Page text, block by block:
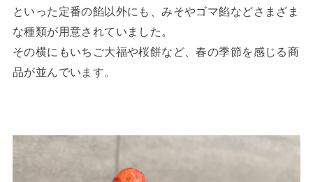
といった定番の餡以外にも、みそやゴマ餡などさまざま
な種類が用意されていました。
その横にもいちご大福や桜餅など、春の季節を感じる商
品が並んでいます。